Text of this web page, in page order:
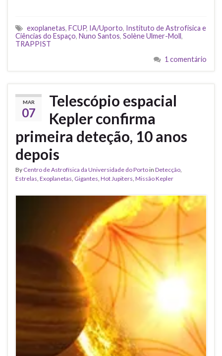
exoplanetas, FCUP, IA/Uporto, Instituto de Astrofísica e
Ciências do Espaço, Nuno Santos, Solène Ulmer-Moll,
TRAPPIST
1 comentário
MAR
07
Telescópio espacial
Kepler confirma
primeira deteção, 10 anos
depois
By Centro de Astrofísica da Universidade do Portoin Detecção,
Estrelas, Exoplanetas, Gigantes, Hot Jupiters, Missão Kepler